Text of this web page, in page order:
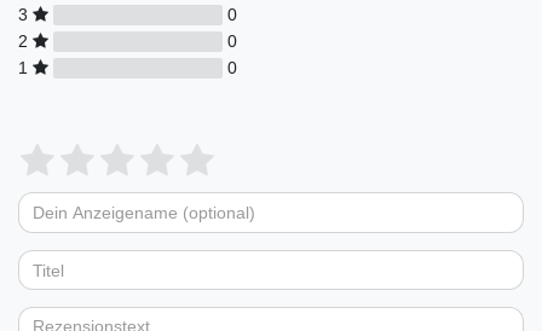
3
0
2
0
1
0
Bewertungssterne
von
5
Bewertungssternen
4
von
5
Bewertungssternen
3
von
5
Bewertungssternen
2
von
5
Bewertungssternen
1
von
5
Bewertungssternen
Anzeigename
(optional)